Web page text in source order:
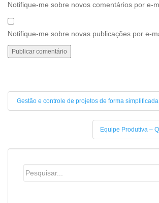
Notifique-me sobre novos comentários por e-
Notifique-me sobre novas publicações por e-
Gestão e controle de projetos de forma simplificada
Equipe Produtiva –